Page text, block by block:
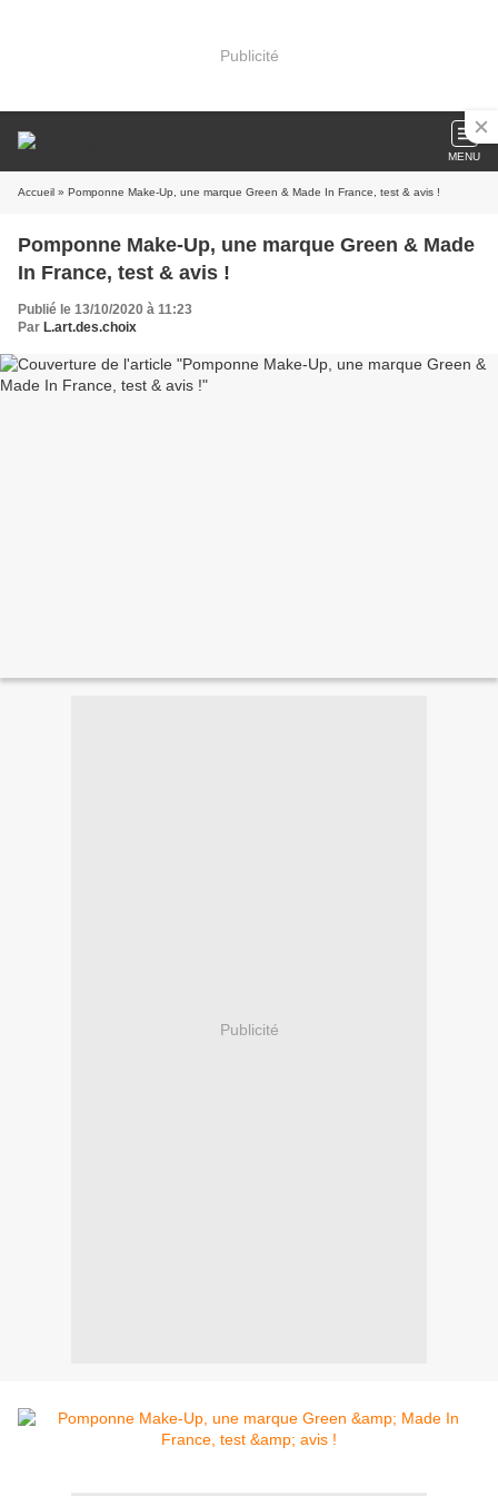
Publicité
MENU
Accueil » Pomponne Make-Up, une marque Green & Made In France, test & avis !
Pomponne Make-Up, une marque Green & Made
In France, test & avis !
Publié le 13/10/2020 à 11:23
Par L.art.des.choix
Publicité